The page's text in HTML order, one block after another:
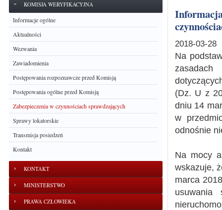
KOMISJA WERYFIKACYJNA
Informacje ogólne
Aktualności
Wezwania
Zawiadomienia
Postępowania rozpoznawcze przed Komisją
Postępowania ogólne przed Komisją
Zabezpieczenia w czynnościach sprawdzających
Sprawy lokatorskie
Transmisja posiedzeń
Kontakt
KONTAKT
MINISTERSTWO
PRAWA CZŁOWIEKA
Informacja dotycząca wydania postanowienia o zabezpieczeniu w
2018-03-28
Na
zasadach
(Dz. U z
dniu 14
w
odnośnie
Na mocy
wskazuje,
marca
usuwania